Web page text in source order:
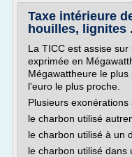
Taxe intérieure
houilles, lignites
La TICC est assise
exprimée en
Mégawattheure le
l'euro le plus proche.
Plusieurs
le charbon utilisé
le charbon utilisé à un
le charbon utilisé dans